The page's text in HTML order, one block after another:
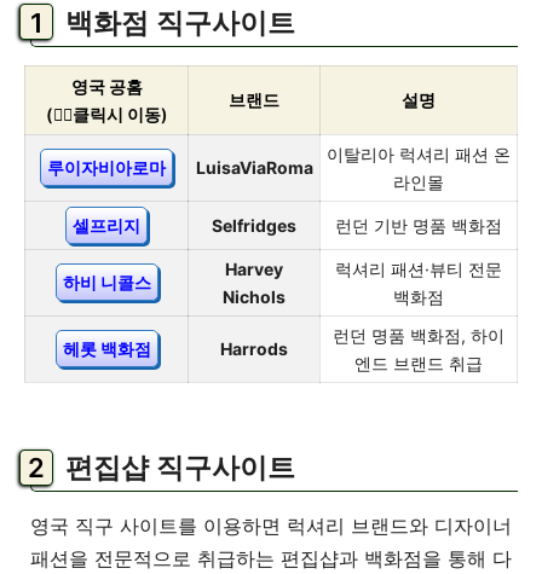
백화점 직구사이트
영국 공홈
(👇🏻클릭시 이동)
브랜드 설명
루이자비아로마 LuisaViaRoma
이탈리아 럭셔리 패션 온
라인몰
셀프리지 Selfridges 런던 기반 명품 백화점
하비 니콜스
Harvey
Nichols
럭셔리 패션·뷰티 전문
백화점
헤롯 백화점 Harrods
런던 명품 백화점, 하이
엔드 브랜드 취급
편집샵 직구사이트
영국 직구 사이트를 이용하면 럭셔리 브랜드와 디자이너
패션을 전문적으로 취급하는 편집샵과 백화점을 통해 다